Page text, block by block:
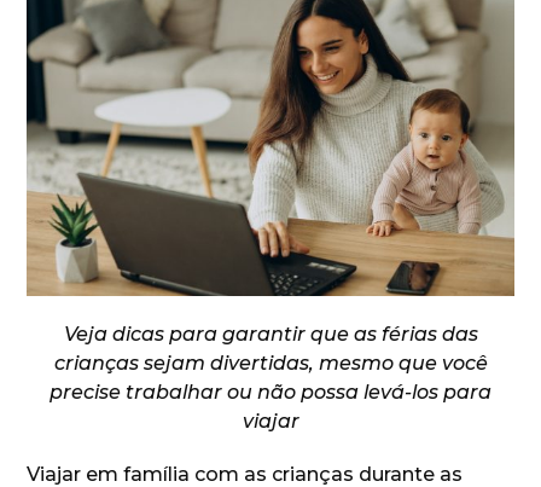
Veja dicas para garantir que as férias das
crianças sejam divertidas, mesmo que você
precise trabalhar ou não possa levá-los para
viajar
Viajar em família com as crianças durante as